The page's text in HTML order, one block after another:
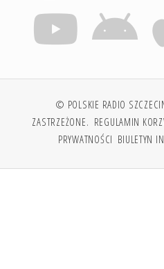
© POLSKIE RADIO
ZASTRZEŻONE. REGULAMIN
PRYWATNOŚCI BIULETYN